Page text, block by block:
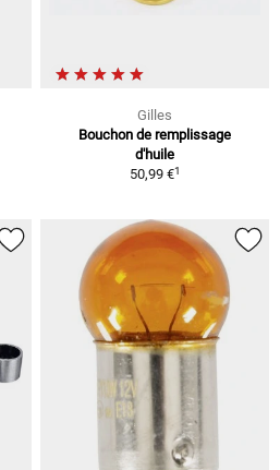
Gilles
Bouchon de remplissage
d'huile
50,99 €1